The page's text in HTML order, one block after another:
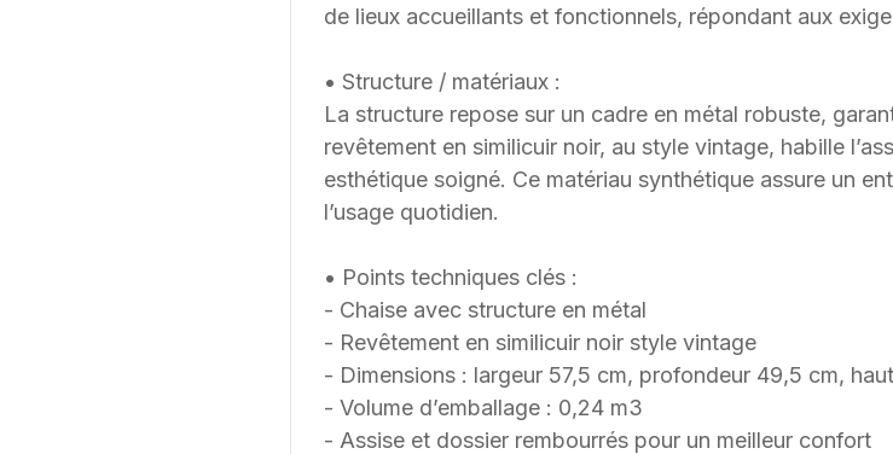
de lieux accueillants et fonctionnels, répondant aux
• Structure / matériaux :
La structure repose sur un cadre en métal robuste,
revêtement en similicuir noir, au style vintage, habille
esthétique soigné. Ce matériau synthétique assure un
l’usage quotidien.
• Points techniques clés :
- Chaise avec structure en métal
- Revêtement en similicuir noir style vintage
- Dimensions : largeur 57,5 cm, profondeur 49,5 cm,
- Volume d’emballage : 0,24 m3
- Assise et dossier rembourrés pour un meilleur confort